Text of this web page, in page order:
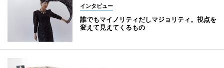
インタビュー
誰でもマイノリティだしマジョリティ。視点を
変えて見えてくるもの